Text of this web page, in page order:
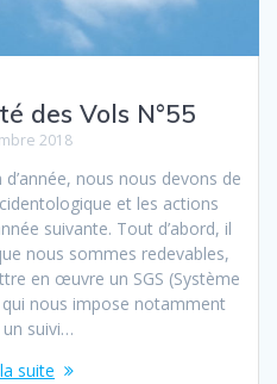
des Vols N°55
2018
nous nous devons de
et les actions
suivante. Tout d’abord, il
nous sommes redevables,
en œuvre un SGS (Système
nous impose notamment
un suivi…
suite